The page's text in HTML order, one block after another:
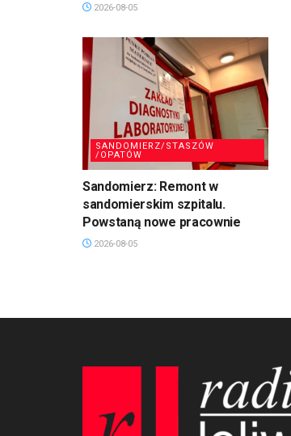
2026-08-05
SANDOMIERZ/STASZÓW
/OPATÓW
Sandomierz: Remont w
sandomierskim szpitalu.
Powstaną nowe pracownie
2026-08-05